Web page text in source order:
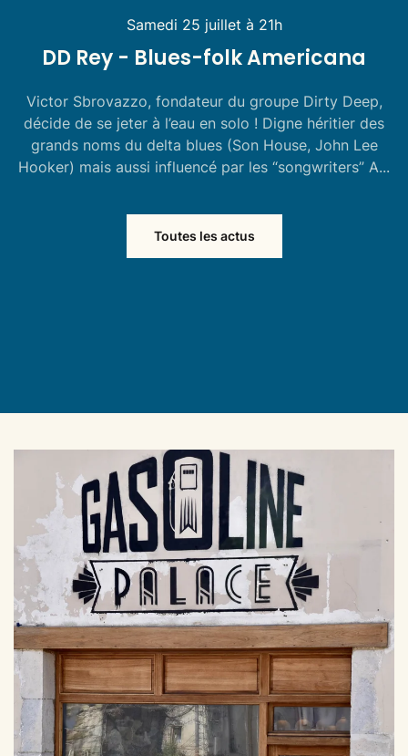
Samedi 25 juillet à 21h
DD Rey - Blues-folk Americana
Victor Sbrovazzo, fondateur du groupe Dirty Deep,
décide de se jeter à l’eau en solo ! Digne héritier des
grands noms du delta blues (Son House, John Lee
Hooker) mais aussi influencé par les “songwriters” A...
Toutes les actus